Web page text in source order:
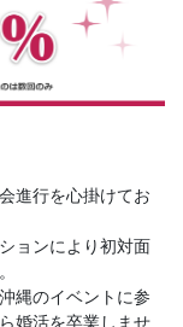
進行を心掛けてお
ョンにより初対面
縄のイベントに参
婚活を卒業しませ